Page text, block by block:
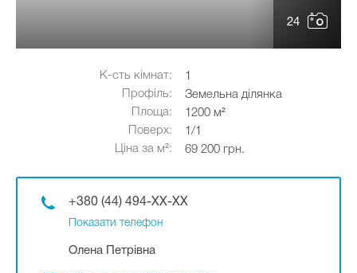
24
К-сть кімнат:
1
Профіль:
Земельна ділянка
Площа:
1200 м²
Поверх:
1/1
Ціна за м²:
69 200 грн.
+380 (44) 494-XX-XX
Показати телефон
Олена Петрівна